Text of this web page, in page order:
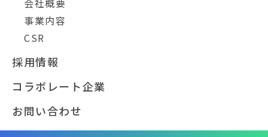
事業内容
CSR
採用情報
コラボレート企業
お問い合わせ